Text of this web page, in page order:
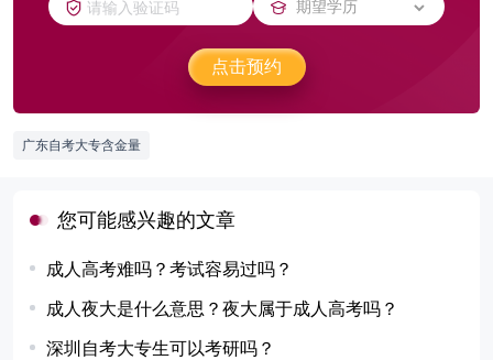
点击预约
广东自考大专含金量
您可能感兴趣的文章
成人高考难吗？考试容易过吗？
成人夜大是什么意思？夜大属于成人高考吗？
深圳自考大专生可以考研吗？